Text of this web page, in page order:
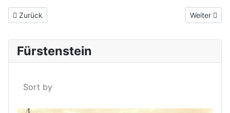
Vorheriger Beitrag: Ein Klassenfoto um 1920
Zurück Nächster
Weiter
Fürstenstein
Sort by